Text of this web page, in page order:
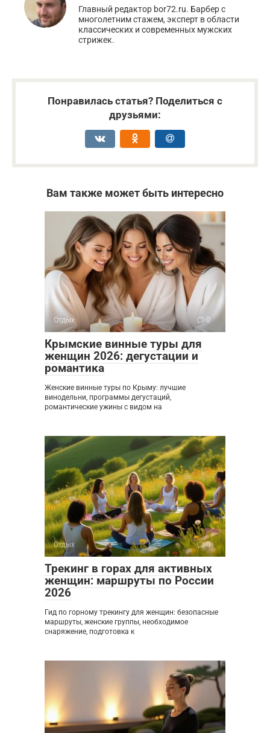
Главный редактор bor72.ru. Барбер с
многолетним стажем, эксперт в области
классических и современных мужских
стрижек.
Понравилась статья? Поделиться с
друзьями:
Вам также может быть интересно
Отдых 0
Крымские винные туры для
женщин 2026: дегустации и
романтика
Женские винные туры по Крыму: лучшие
винодельни, программы дегустаций,
романтические ужины с видом на
Отдых 0
Трекинг в горах для активных
женщин: маршруты по России
2026
Гид по горному трекингу для женщин: безопасные
маршруты, женские группы, необходимое
снаряжение, подготовка к